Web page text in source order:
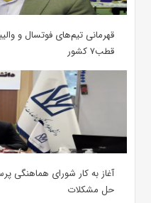
قهرمانی تیم‌های فوتسال و
قطب۷ کشور
آغاز به کار شورای هماهنگی
حل مشکلات